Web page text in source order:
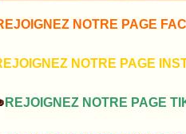
NOTRE PAGE
NOTRE PAGE
REJOIGNEZ NOTRE PAGE